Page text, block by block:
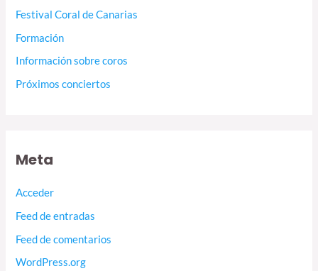
Festival Coral de Canarias
Formación
Información sobre coros
Próximos conciertos
Meta
Acceder
Feed de entradas
Feed de comentarios
WordPress.org